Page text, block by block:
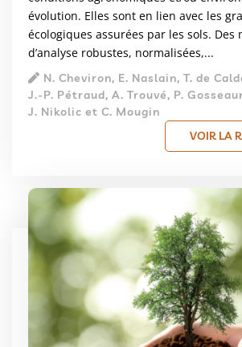
évolution. Elles sont en lien avec les
écologiques assurées par les sols. Des
d’analyse robustes, normalisées,...
N. Cheviron, E. Naslain, T. de
J.-P. Pétraud, A. Trouvé, P.
J. Nikolic et C. Mougin
VOIR LA